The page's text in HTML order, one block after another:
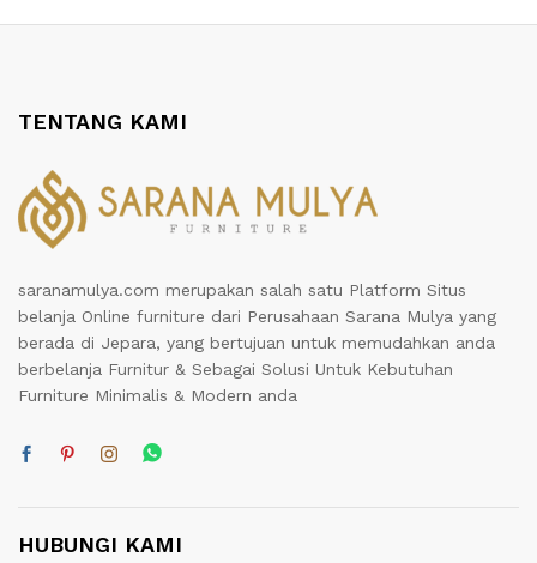
TENTANG KAMI
saranamulya.com merupakan salah satu Platform Situs
belanja Online furniture dari Perusahaan Sarana Mulya yang
berada di Jepara, yang bertujuan untuk memudahkan anda
berbelanja Furnitur & Sebagai Solusi Untuk Kebutuhan
Furniture Minimalis & Modern anda
HUBUNGI KAMI